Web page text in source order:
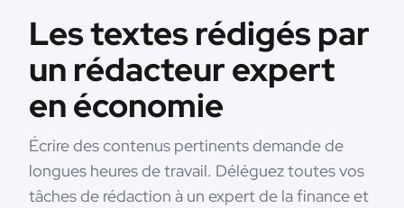
Les textes rédigés par
un rédacteur expert
en économie
Écrire des contenus pertinents demande de
longues heures de travail. Déléguez toutes vos
tâches de rédaction à un expert de la finance et